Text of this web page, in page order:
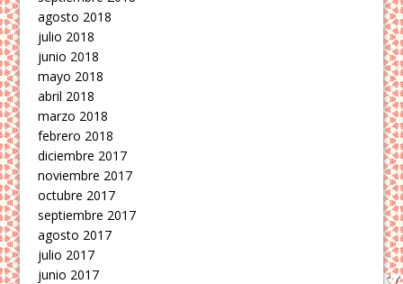
agosto 2018
julio 2018
junio 2018
mayo 2018
abril 2018
marzo 2018
febrero 2018
diciembre 2017
noviembre 2017
octubre 2017
septiembre 2017
agosto 2017
julio 2017
junio 2017